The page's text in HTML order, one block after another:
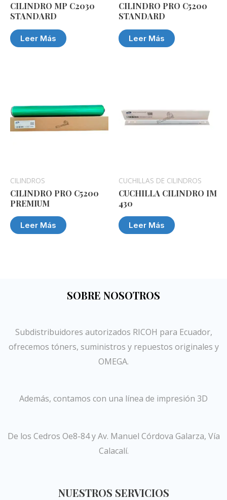
CILINDRO MP C2030
STANDARD
Leer Más
CILINDRO PRO C5200
STANDARD
Leer Más
CILINDROS
CILINDRO PRO C5200
PREMIUM
Leer Más
CUCHILLAS DE CILINDROS
CUCHILLA CILINDRO IM
430
Leer Más
SOBRE NOSOTROS
Subdistribuidores autorizados RICOH para Ecuador,
ofrecemos tóners, suministros y repuestos originales y
OMEGA.
Además, contamos con una línea de impresión 3D
De los Cedros Oe8-84 y Av. Manuel Córdova Galarza, Vía
Calacalí.
NUESTROS SERVICIOS